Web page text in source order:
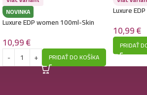
Luxure EDP women 100ml-Vestito
(Versace – Bright Crystal) – P1014
10,99€
NOVINKA
Luxure EDP women 100ml-Skin
Chill & Sole) – P1040
10,99€
PRIDAŤ DO KOŠÍKA
Luxure
Elixir) –
10,99€
PRIDAŤ